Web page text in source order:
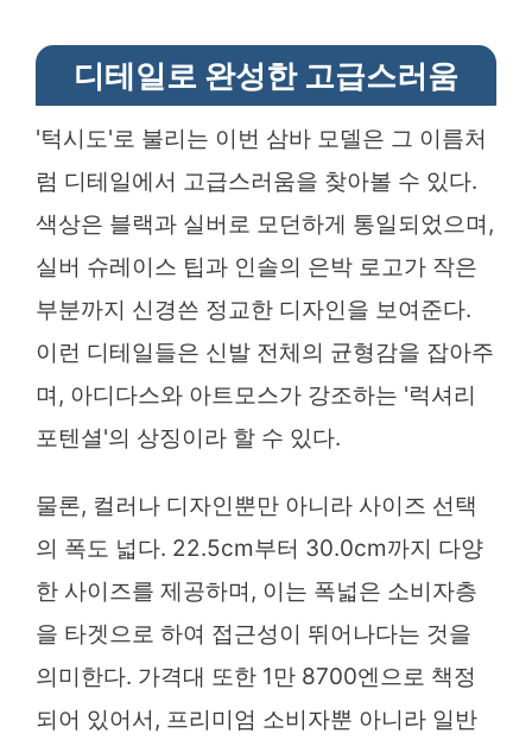
디테일로 완성한 고급스러움
'턱시도'로 불리는 이번 삼바 모델은 그 이름처
럼 디테일에서 고급스러움을 찾아볼 수 있다.
색상은 블랙과 실버로 모던하게 통일되었으며,
실버 슈레이스 팁과 인솔의 은박 로고가 작은
부분까지 신경쓴 정교한 디자인을 보여준다.
이런 디테일들은 신발 전체의 균형감을 잡아주
며, 아디다스와 아트모스가 강조하는 '럭셔리
포텐셜'의 상징이라 할 수 있다.
물론, 컬러나 디자인뿐만 아니라 사이즈 선택
의 폭도 넓다. 22.5cm부터 30.0cm까지 다양
한 사이즈를 제공하며, 이는 폭넓은 소비자층
을 타겟으로 하여 접근성이 뛰어나다는 것을
의미한다. 가격대 또한 1만 8700엔으로 책정
되어 있어서, 프리미엄 소비자뿐 아니라 일반